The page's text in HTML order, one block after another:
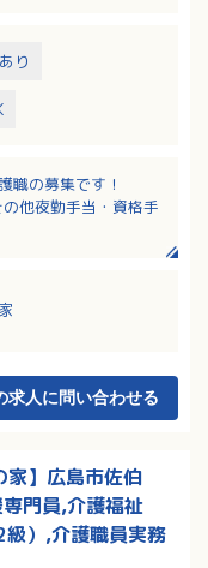
り
職の募集です！
他夜勤手当・資格手
求人に問い合わせる
家】広島市佐伯
門員,介護福祉
）,介護職員実務